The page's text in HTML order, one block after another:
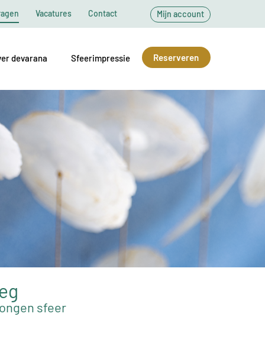
Vacatures Contact Mijn account
devarana Sfeerimpressie Reserveren
sfeer